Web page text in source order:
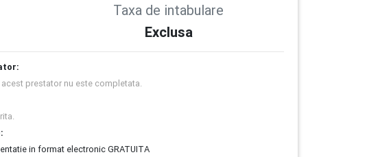
Taxa de intabulare
Exclusa
prestator nu este completata.
in format electronic GRATUITA